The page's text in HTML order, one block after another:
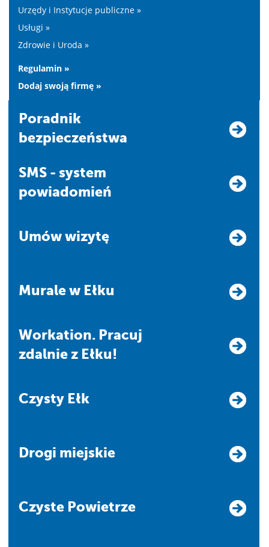
Urzędy i Instytucje publiczne »
Usługi »
Zdrowie i Uroda »
Regulamin »
Dodaj swoją firmę »
Poradnik
bezpieczeństwa
SMS - system
powiadomień
Umów wizytę
Murale w Ełku
Workation. Pracuj
zdalnie z Ełku!
Czysty Ełk
Drogi miejskie
Czyste Powietrze